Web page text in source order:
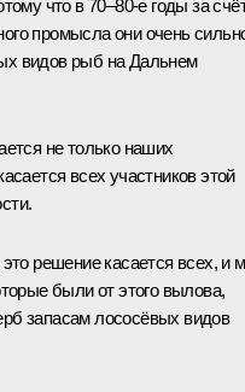
что в 70–80-е годы за
промысла они очень
видов рыб на Дальнем
не только наших
всех участников этой
решение касается всех, и
были от этого вылова,
запасам лососёвых видов